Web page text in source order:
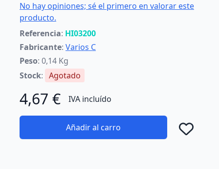
No hay opiniones; sé el primero en valorar este
producto.
Referencia: HI03200
Fabricante: Varios C
Peso: 0,14 Kg
Stock: Agotado
4,67 € IVA incluído
Añadir al carro